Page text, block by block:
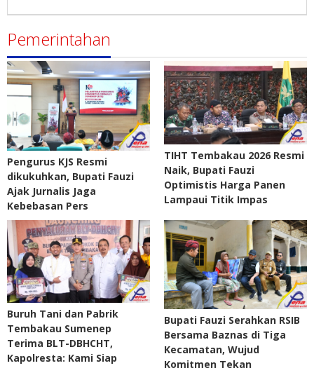
Madura
Pemerintahan
Pengurus KJS Resmi
dikukuhkan, Bupati Fauzi
Ajak Jurnalis Jaga
Kebebasan Pers
TIHT Tembakau 2026 Resmi
Naik, Bupati Fauzi
Optimistis Harga Panen
Lampaui Titik Impas
Buruh Tani dan Pabrik
Tembakau Sumenep
Terima BLT-DBHCHT,
Kapolresta: Kami Siap
Bupati Fauzi Serahkan RSIB
Bersama Baznas di Tiga
Kecamatan, Wujud
Komitmen Tekan